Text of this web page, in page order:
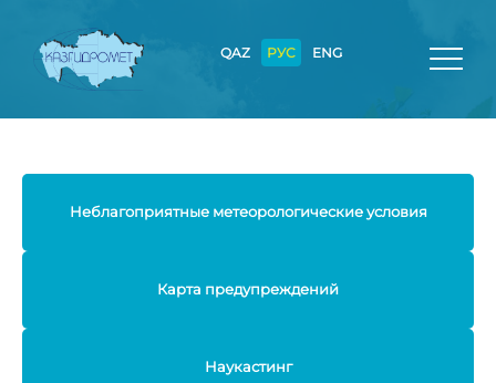
QAZ РУС ENG
Неблагоприятные метеорологические условия
Карта предупреждений
Наукастинг